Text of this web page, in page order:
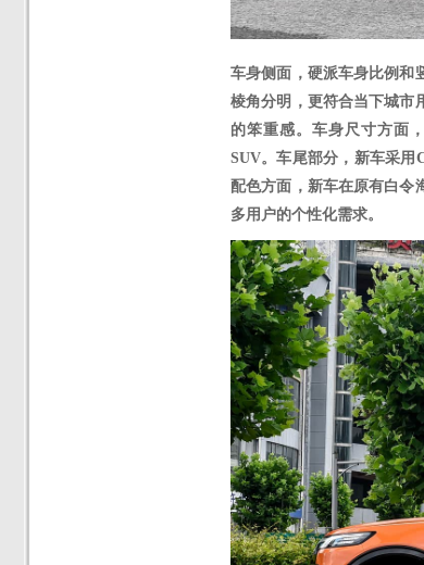
车身侧面，硬派车身比例和
棱角分明，更符合当下城市
的笨重感。车身尺寸方面
SUV。车尾部分，新车采用
配色方面， 新车在原有白令
多用户的个性化需求。